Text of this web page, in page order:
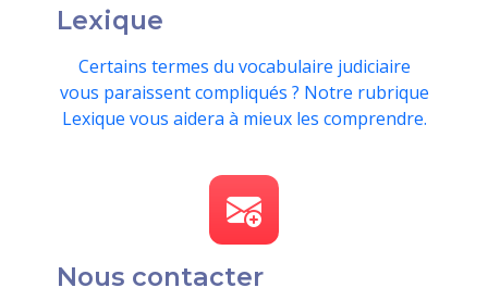
Lexique
Certains termes du vocabulaire judiciaire
vous paraissent compliqués ? Notre rubrique
Lexique vous aidera à mieux les comprendre.
Nous contacter